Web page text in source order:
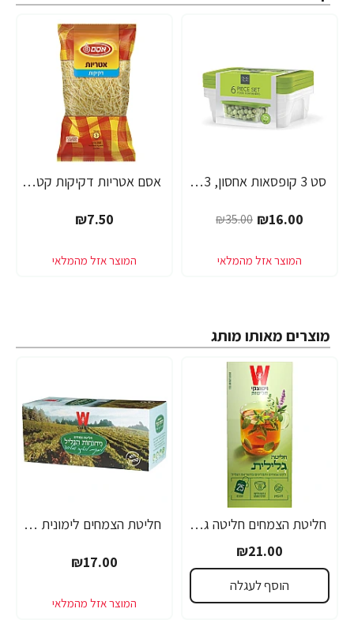
-54% סט 3 קופסאות אחסון, 2.3 ליטר, מסוג PP5 ללא תוספת BPA - מבית PLAS GLAS
₪16.00
₪35.00
אסם אטריות דקיקות קטן - 400 גרם
₪7.50
מוצרים מאותו מותג
חליטת הצמחים חליטה גלילית ויסוצקי 25 שקיקים
₪21.00
הוסף לעגלה
חליטת הצמחים לימונית לואיזה ומליסה ניחוחות הגליל ויסוצקי 20 שקיקים
₪17.00